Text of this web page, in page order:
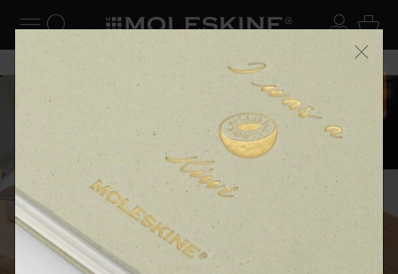
ナビゲーションの切替 ログ
検索 (キーワードなど) カ
6,500円以上のご購入で送料無料 メニ
ーを閉じる
あるページから始まる物語
Reframe
スライド表示0
スライド表示5